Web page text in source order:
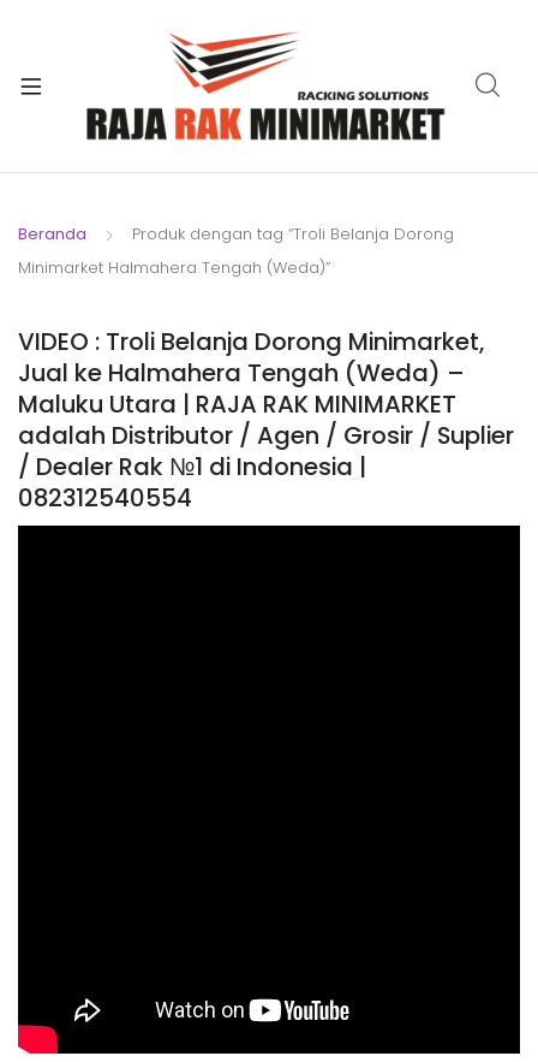
Beranda
Produk dengan tag “Troli Belanja Dorong
Minimarket Halmahera Tengah (Weda)”
VIDEO : Troli Belanja Dorong Minimarket,
Jual ke Halmahera Tengah (Weda) –
Maluku Utara | RAJA RAK MINIMARKET
adalah Distributor / Agen / Grosir / Suplier
/ Dealer Rak №1 di Indonesia |
082312540554